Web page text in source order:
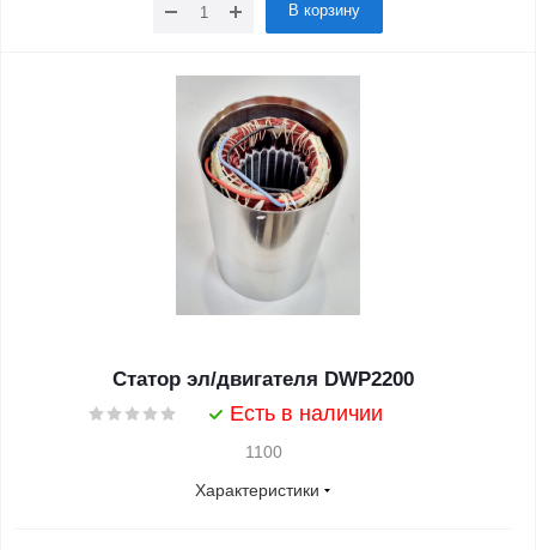
В корзину
Статор эл/двигателя DWP2200
Есть в наличии
1100
Характеристики